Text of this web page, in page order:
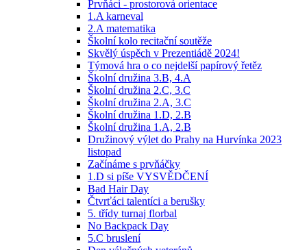
Prvňáci - prostorová orientace
1.A karneval
2.A matematika
Školní kolo recitační soutěže
Skvělý úspěch v Prezentiádě 2024!
Týmová hra o co nejdelší papírový řetěz
Školní družina 3.B, 4.A
Školní družina 2.C, 3.C
Školní družina 2.A, 3.C
Školní družina 1.D, 2.B
Školní družina 1.A, 2.B
Družinový výlet do Prahy na Hurvínka 2023
listopad
Začínáme s prvňáčky
1.D si píše VYSVĚDČENÍ
Bad Hair Day
Čtvrťáci talentíci a berušky
5. třídy turnaj florbal
No Backpack Day
5.C bruslení